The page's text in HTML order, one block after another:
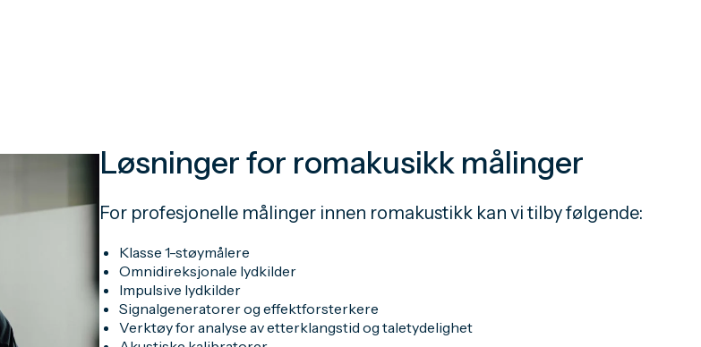
Løsninger for romakusikk målinger
For profesjonelle målinger innen romakustikk kan vi tilby følgende:
Klasse 1-støymålere
Omnidireksjonale lydkilder
Impulsive lydkilder
Signalgeneratorer og effektforsterkere
Verktøy for analyse av etterklangstid og taletydelighet